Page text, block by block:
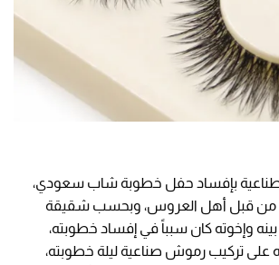
بإفساد حفل خطوبة شاب سعودي،
من قبل أهل العروس، وبحسب شقيقة
وإخوته كان سبباً في إفساد خطوبته،
على تركيب رموش صناعية ليلة خطوبته،